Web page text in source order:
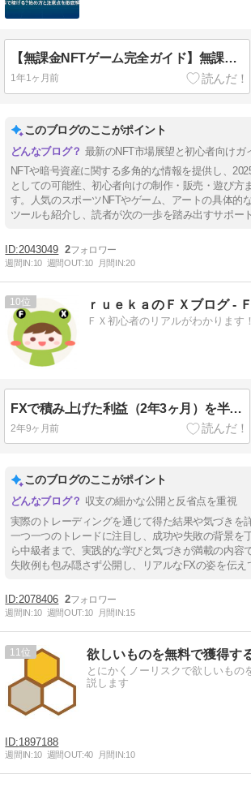
【無課金NFTゲーム完全ガイド】無課金で始めるNFTゲーム！無料で稼げる？始め方と注意点を徹底解説
1年1ヶ月前
このブログのここがポイント
最新のNFT市場展望と初心者向けガ
NFTや暗号資産に関する多角的な情報を提供し、
としての可能性、初心者向けの制作・販売・遊び方
す。人気のスポーツNFTやゲーム、アートの具体的
ツールも紹介し、読者が次の一歩を踏み出すサポー
2043049 2
週間IN:10 週間OUT:10 月間IN:20
10 ｒｕｅｋａのＦＸブログ -
ＦＸ初心者のリアルがわかります
FXで積み上げた利益（2年3ヶ月）を半月で全損する話｜雇用統計からショートナンピン
2年9ヶ月前
このブログのここがポイント
収支の細かな公開と反省点を重視
実際のトレーディングを通じて得た結果や気づきを
一つ一つのトレードに注目し、成功や失敗の背景を
ら中級者まで、実践的な学びと気づきが満載の内容
失敗例も包み隠さず公開し、リアルなFXの姿を伝え
2078406 2
週間IN:10 週間OUT:10 月間IN:15
11 欲しいものを無料で獲得す
とにかくノーリスクで欲しいもの
説します
1897188
週間IN:10 週間OUT:40 月間IN:10